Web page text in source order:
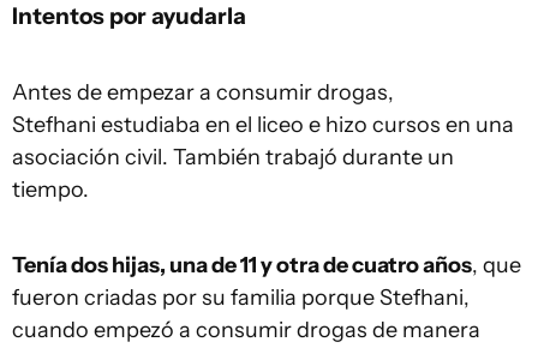
Intentos por ayudarla
Antes de empezar a consumir drogas,
Stefhani estudiaba en el liceo e hizo cursos en una
asociación civil. También trabajó durante un
tiempo.
Tenía dos hijas, una de 11 y otra de cuatro años, que
fueron criadas por su familia porque Stefhani,
cuando empezó a consumir drogas de manera